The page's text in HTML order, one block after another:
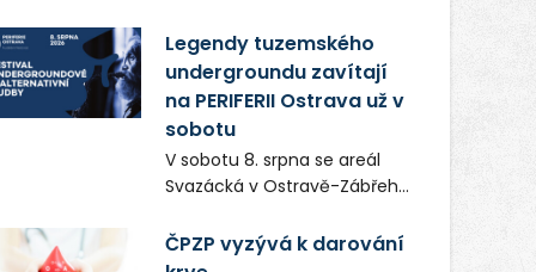
vůní, chutí a poctivých
lokálních výrobků. Trhy, co se
hledají tentokrát nabídnou
více než čtyřicet pečlivě
vybraných stánků s kvalitní
gastronomií, farmářskými
produkty, designem i
Návštěvníci se mohou těšit
Legendy tuzemského
undergroundu zavítají
na PERIFERII Ostrava už v
sobotu
V sobotu 8. srpna se areál
Svazácká v Ostravě-Zábřehu
undergroundové a
alternativní hudby. Uskuteční
ČPZP vyzývá k darování